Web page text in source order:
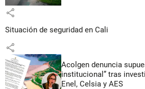
share
Situación de seguridad en Cali
share
Acolgen denuncia
institucional” tras
Enel, Celsia y AES